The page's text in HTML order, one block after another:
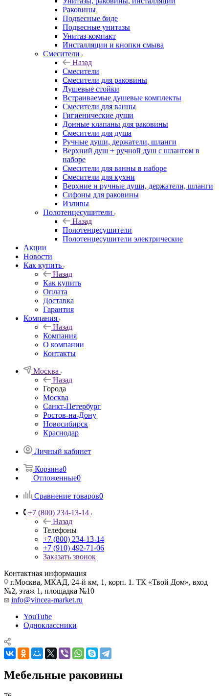
Раковины
Подвесные биде
Подвесные унитазы
Унитаз-компакт
Инсталляции и кнопки смыва
Смесители
Назад
Смесители
Смесители для раковины
Душевые стойки
Встраиваемые душевые комплекты
Смесители для ванны
Гигиенические души
Донные клапаны для раковины
Смесители для душа
Ручные души, держатели, шланги
Верхний душ + ручной душ с шлангом в
наборе
Смесители для ванны в наборе
Смесители для кухни
Верхние и ручные души, держатели, шланги
Сифоны для раковины
Изливы
Полотенцесушители
Назад
Полотенцесушители
Полотенцесушители электрические
Акции
Новости
Как купить
Назад
Как купить
Оплата
Доставка
Гарантия
Компания
Назад
Компания
О компании
Контакты
Москва
Назад
Города
Москва
Санкт-Петербург
Ростов-на-Дону
Новосибирск
Краснодар
Личный кабинет
Корзина0
Отложенные0
Сравнение товаров0
+7 (800) 234-13-14
Назад
Телефоны
+7 (800) 234-13-14
+7 (910) 492-71-06
Заказать звонок
Контактная информация
г.Москва, МКАД, 24-й км, 1, корп. 1. ТК «Твой Дом», вход
№2, этаж 1, площадка №10
info@vincea-market.ru
YouTube
Одноклассники
Мебельные раковины